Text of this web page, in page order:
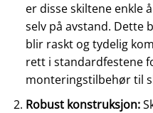
er disse skiltene enkle
selv på avstand. Dette
blir raskt og tydelig
rett i standardfestene
monteringstilbehør til
Robust konstruksjon: